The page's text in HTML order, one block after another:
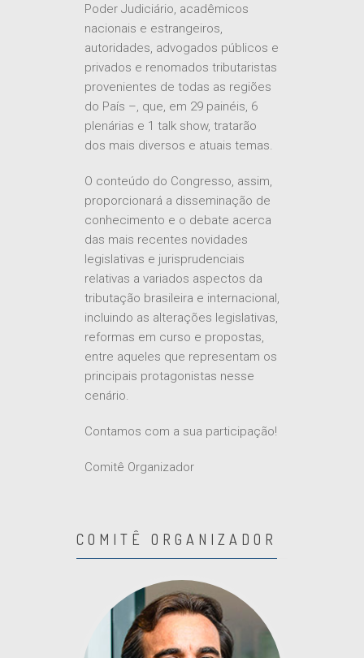
Poder Judiciário, acadêmicos
nacionais e estrangeiros,
autoridades, advogados públicos e
privados e renomados tributaristas
provenientes de todas as regiões
do País –, que, em 29 painéis, 6
plenárias e 1 talk show, tratarão
dos mais diversos e atuais temas.
O conteúdo do Congresso, assim,
proporcionará a disseminação de
conhecimento e o debate acerca
das mais recentes novidades
legislativas e jurisprudenciais
relativas a variados aspectos da
tributação brasileira e internacional,
incluindo as alterações legislativas,
reformas em curso e propostas,
entre aqueles que representam os
principais protagonistas nesse
cenário.
Contamos com a sua participação!
Comitê Organizador
COMITÊ ORGANIZADOR